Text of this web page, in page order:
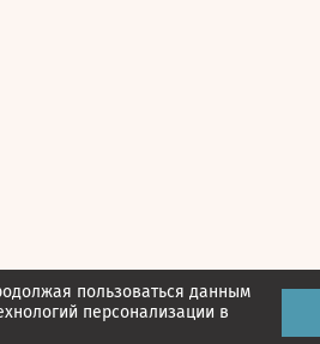
пользоваться данным
персонализации в